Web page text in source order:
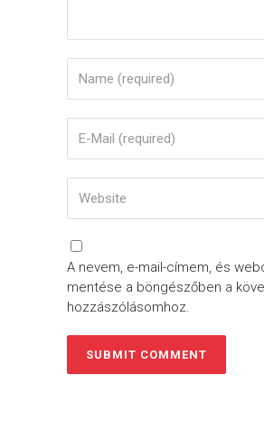
A nevem, e-mail-címem, és
mentése a böngészőben a
hozzászólásomhoz.